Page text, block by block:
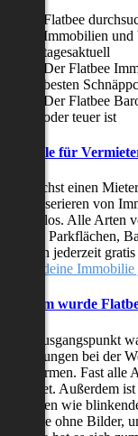
Flatbee
Immobilien und
tagesaktuell
Der Flatbee
besten
Der Flatbee
oder teuer ist
Vorteile für
Du suchst einen
Das Inserieren von
kostenlos. Alle Arten
Villen, Parkflächen,
können jederzeit
Stelle deine
Warum wurde
Der Ausgangspunkt
Erfahrungen bei der
Plattformen. Fast
behaftet. Außerdem
Faktoren wie
Inserate ohne Bilder,